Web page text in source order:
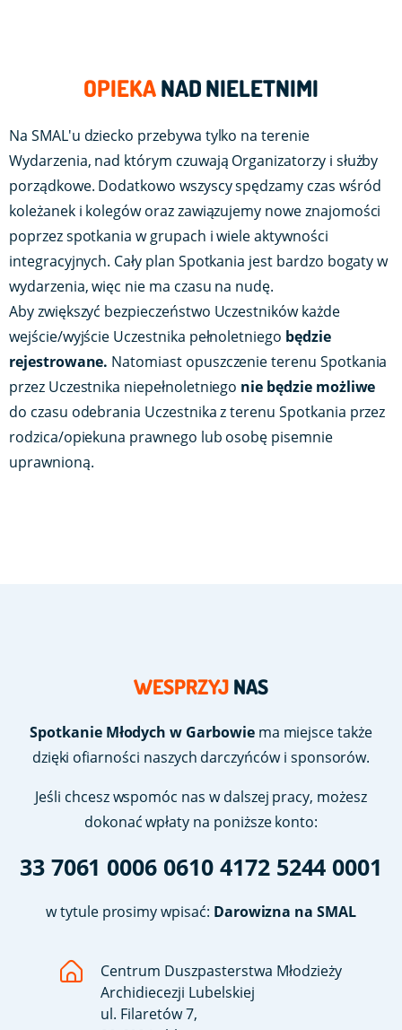
OPIEKANAD NIELETNIMI
Na SMAL'u dziecko przebywa tylko na terenie
Wydarzenia, nad którym czuwają Organizatorzy i służby
porządkowe. Dodatkowo wszyscy spędzamy czas wśród
koleżanek i kolegów oraz zawiązujemy nowe znajomości
poprzez spotkania w grupach i wiele aktywności
integracyjnych. Cały plan Spotkania jest bardzo bogaty w
wydarzenia, więc nie ma czasu na nudę.
Aby zwiększyć bezpieczeństwo Uczestników każde
wejście/wyjście Uczestnika pełnoletniego będzie
rejestrowane. Natomiast opuszczenie terenu Spotkania
przez Uczestnika niepełnoletniego nie będzie możliwe
do czasu odebrania Uczestnika z terenu Spotkania przez
rodzica/opiekuna prawnego lub osobę pisemnie
uprawnioną.
WESPRZYJNAS
Spotkanie Młodych w Garbowiema miejsce także
dzięki ofiarności naszych darczyńców i sponsorów.
Jeśli chcesz wspomóc nas w dalszej pracy, możesz
dokonać wpłaty na poniższe konto:
33 7061 0006 0610 4172 5244 0001
w tytule prosimy wpisać: Darowizna na SMAL
Centrum Duszpasterstwa Młodzieży
Archidiecezji Lubelskiej
ul. Filaretów 7,